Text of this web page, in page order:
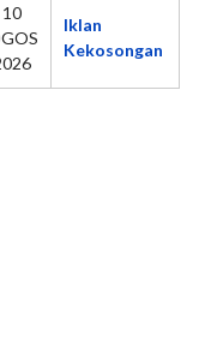
10
Iklan
Kekosongan